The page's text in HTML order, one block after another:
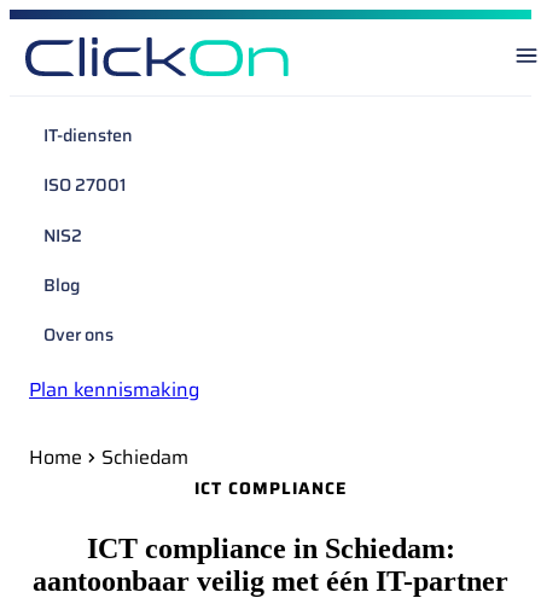
IT-diensten
ISO 27001
NIS2
Blog
Over ons
Plan kennismaking
Home Schiedam
ICT COMPLIANCE
ICT compliance in Schiedam:
aantoonbaar veilig met één IT-partner